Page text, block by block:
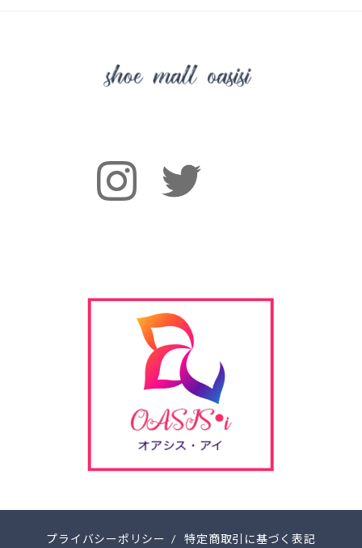
プライバシーポリシー / 特定商取引に基づく表記